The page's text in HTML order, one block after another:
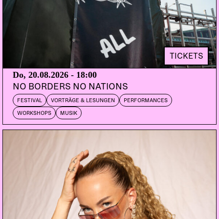
solidarisiert, weiterleben, der Beweis erbracht
werden, dass schnelle, laute und harte Musik,
welche Nazi-Gedankengut vermittelt, eine
Randerscheinung in der Musikszene darstellt.
Hardcore und Punk, wie wir ihn leben und
verstehen, ist ein Ausdruck der Wut der
Unterdrückten, eine gemeinsame Sprache der
Ausgegrenzten, ein Aufruf zum Widerstand, nie
eine Aufforderung, Leben zu vernichten. Dass die
Qualität der Inhalte, die mit der Musik vermittelt
transportierenden Musik steht, dass dem Nazi-Punk
die Marschmusik zugrundeliegt, intelligente Texte
dagegen auch von musikalisch verfeinert zu Werke
gehenden Menschen begleitet werden, lässt sich
unschwer erkennen.
TICKETS
Do, 20.08.2026 - 18:00
NO BORDERS NO NATIONS
FESTIVAL VORTRÄGE & LESUNGEN PERFORMANCES
WORKSHOPS MUSIK